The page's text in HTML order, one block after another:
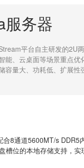
务器
平台自主研发的2U
能、云桌面等场景重点优
容量大、功耗低、扩展性
8通道5600MT/s DDR5
槽位的本地存储支持，实